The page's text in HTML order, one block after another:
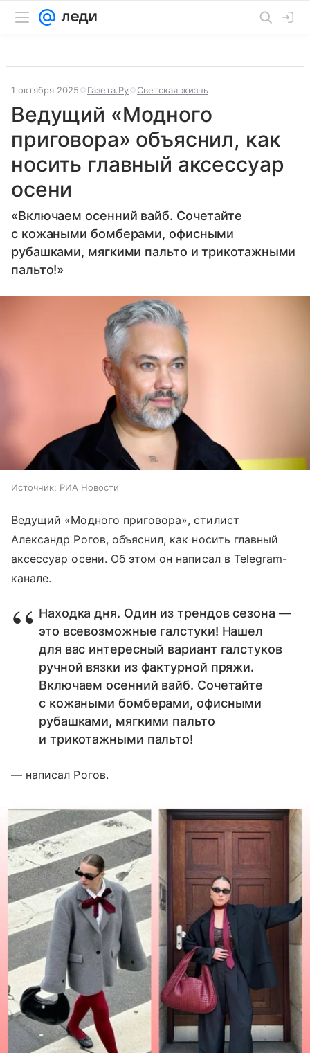
1 октября 2025 Газета.Ру Светская жизнь
Ведущий «Модного
приговора» объяснил, как
носить главный аксессуар
осени
«Включаем осенний вайб. Сочетайте
с кожаными бомберами, офисными
рубашками, мягкими пальто и трикотажными
пальто!»
Источник: РИА Новости
Ведущий «Модного приговора», стилист
Александр Рогов, объяснил, как носить главный
аксессуар осени. Об этом он написал в Telegram-
канале.
Находка дня. Один из трендов сезона —
это всевозможные галстуки! Нашел
для вас интересный вариант галстуков
ручной вязки из фактурной пряжи.
Включаем осенний вайб. Сочетайте
с кожаными бомберами, офисными
рубашками, мягкими пальто
и трикотажными пальто!
— написал Рогов.